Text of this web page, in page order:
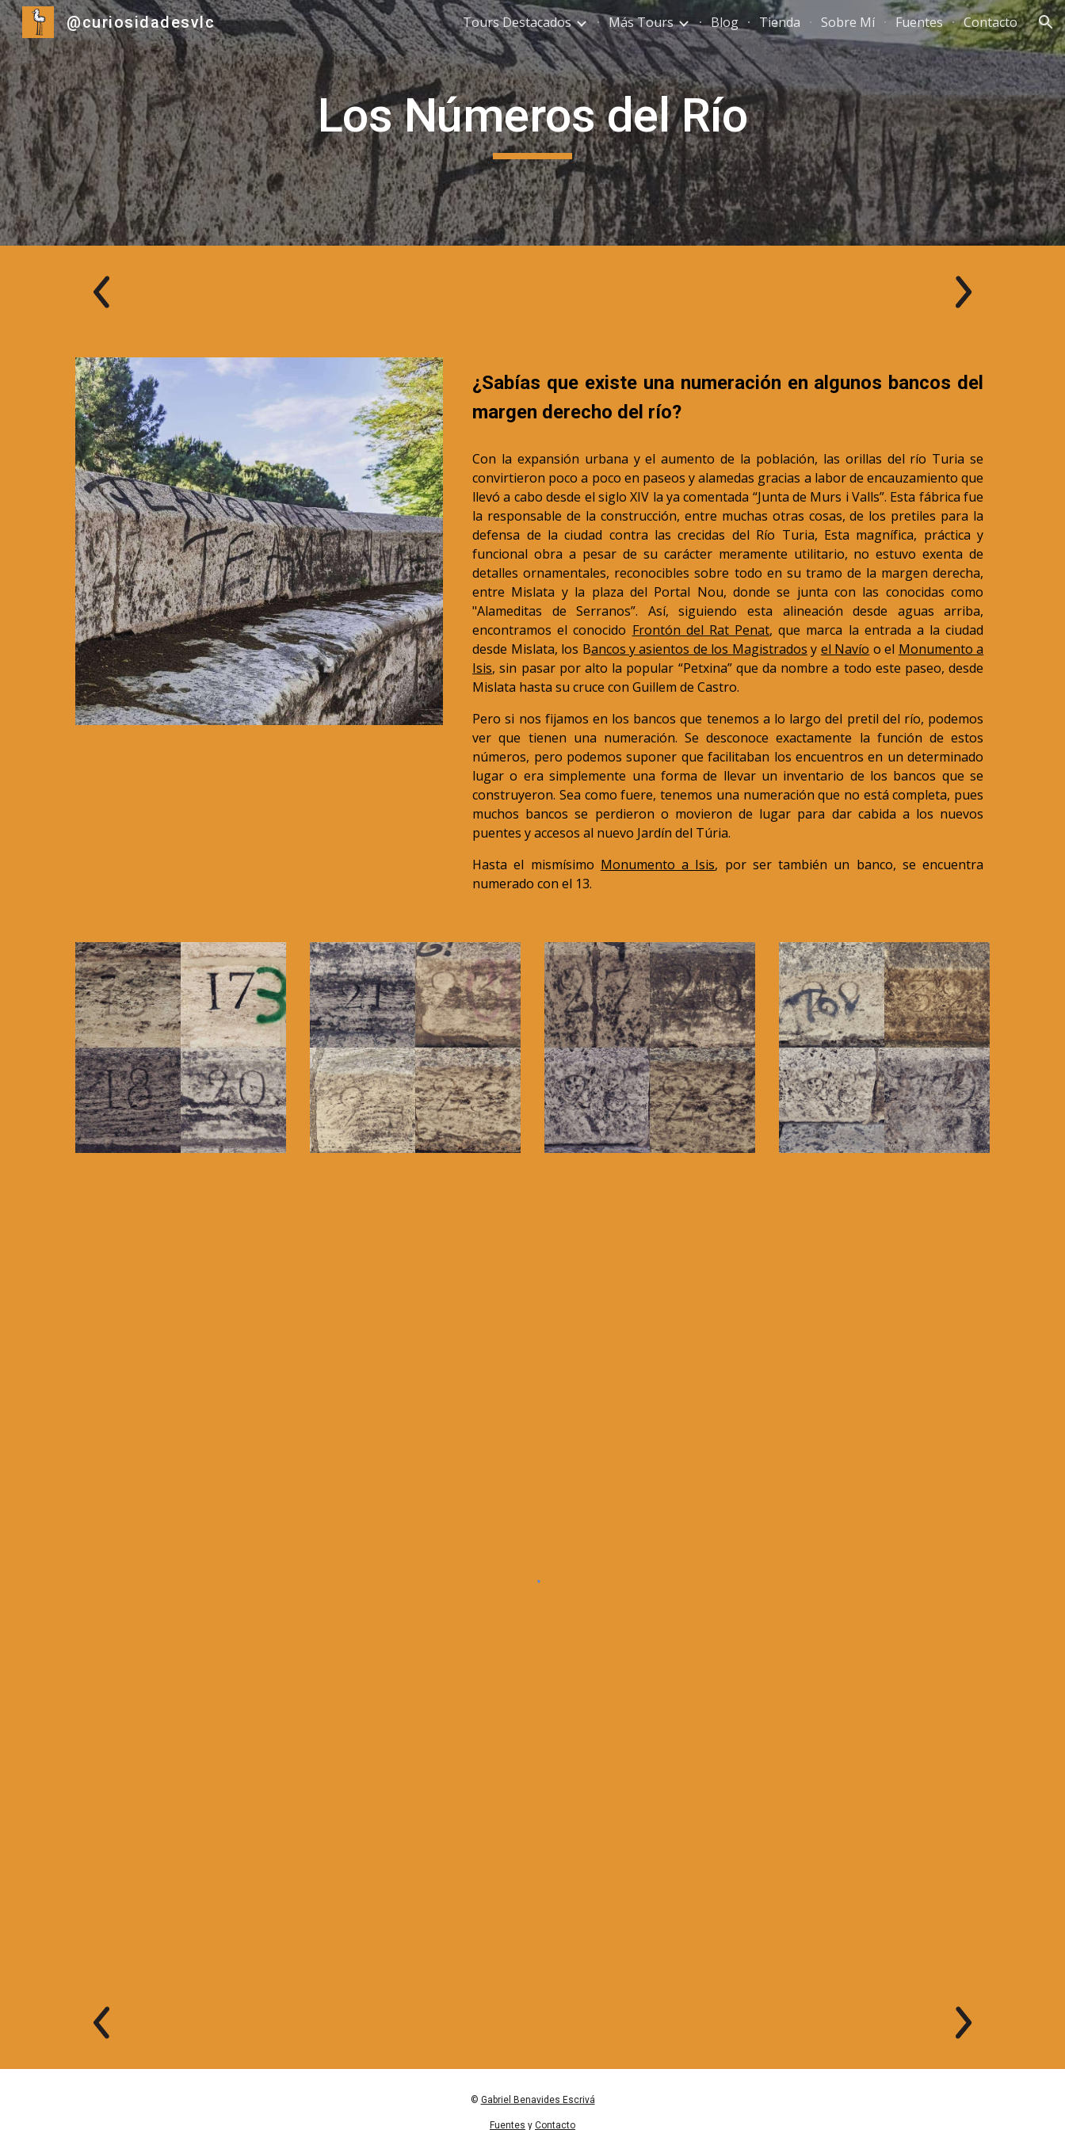
Skip to main content Skip to navigation
@curiosidadesvlc Tours Destacados Más Tours Blog Tienda Sobre Mí Fuentes Contacto
Los Números del Río
¿Sabías que existe una numeración en algunos bancos del
margen derecho del río?
Con la expansión urbana y el aumento de la población, las orillas del río Turia se
convirtieron poco a poco en paseos y alamedas gracias a labor de encauzamiento que
llevó a cabo desde el siglo XIV la ya comentada “Junta de Murs i Valls”. Esta fábrica fue
la responsable de la construcción, entre muchas otras cosas, de los pretiles para la
defensa de la ciudad contra las crecidas del Río Turia, Esta magnífica, práctica y
funcional obra a pesar de su carácter meramente utilitario, no estuvo exenta de
detalles ornamentales, reconocibles sobre todo en su tramo de la margen derecha,
entre Mislata y la plaza del Portal Nou, donde se junta con las conocidas como
"Alameditas de Serranos”. Así, siguiendo esta alineación desde aguas arriba,
encontramos el conocido Frontón del Rat Penat, que marca la entrada a la ciudad
desde Mislata, los Bancos y asientos de los Magistrados y el Navío o el Monumento a
Isis, sin pasar por alto la popular “Petxina” que da nombre a todo este paseo, desde
Mislata hasta su cruce con Guillem de Castro.
Pero si nos fijamos en los bancos que tenemos a lo largo del pretil del río, podemos
ver que tienen una numeración. Se desconoce exactamente la función de estos
números, pero podemos suponer que facilitaban los encuentros en un determinado
lugar o era simplemente una forma de llevar un inventario de los bancos que se
construyeron. Sea como fuere, tenemos una numeración que no está completa, pues
muchos bancos se perdieron o movieron de lugar para dar cabida a los nuevos
puentes y accesos al nuevo Jardín del Túria.
Hasta el mismísimo Monumento a Isis, por ser también un banco, se encuentra
numerado con el 13.
© Gabriel Benavides Escrivá
Fuentes y Contacto